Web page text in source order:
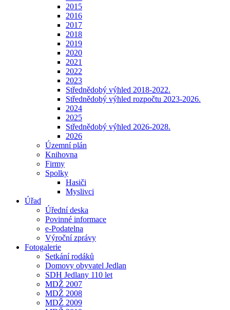
2015
2016
2017
2018
2019
2020
2021
2022
2023
Střednědobý výhled 2018-2022.
Střednědobý výhled rozpočtu 2023-2026.
2024
2025
Střednědobý výhled 2026-2028.
2026
Územní plán
Knihovna
Firmy
Spolky
Hasiči
Myslivci
Úřad
Úřední deska
Povinné informace
e-Podatelna
Výroční zprávy
Fotogalerie
Setkání rodáků
Domovy obyvatel Jedlan
SDH Jedlany 110 let
MDŽ 2007
MDŽ 2008
MDŽ 2009